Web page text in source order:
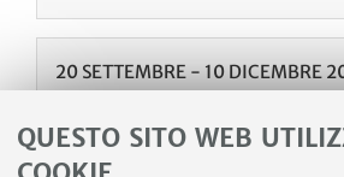
QUESTO SITO WEB
20 SETTEMBRE - 10 DICEMBRE
Il libro illustrato a Bologna nel